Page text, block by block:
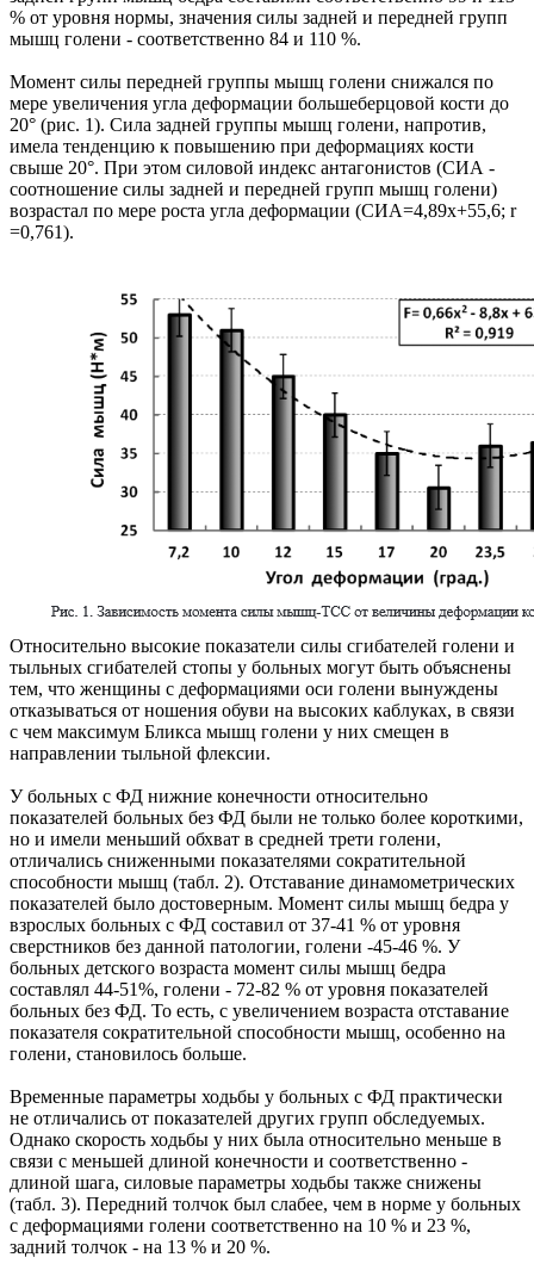
% от уровня нормы, значения силы задней и передней групп
мышц голени - соответственно 84 и 110 %.
Момент силы передней группы мышц голени снижался по
мере увеличения угла деформации большеберцовой кости до
20° (рис. 1). Сила задней группы мышц голени, напротив,
имела тенденцию к повышению при деформациях кости
свыше 20°. При этом силовой индекс антагонистов (СИА -
соотношение силы задней и передней групп мышц голени)
возрастал по мере роста угла деформации (СИА=4,89х+55,6; r
=0,761).
Относительно высокие показатели силы сгибателей голени и
тыльных сгибателей стопы у больных могут быть объяснены
тем, что женщины с деформациями оси голени вынуждены
отказываться от ношения обуви на высоких каблуках, в связи
с чем максимум Бликса мышц голени у них смещен в
направлении тыльной флексии.
У больных с ФД нижние конечности относительно
показателей больных без ФД были не только более короткими,
но и имели меньший обхват в средней трети голени,
отличались сниженными показателями сократительной
способности мышц (табл. 2). Отставание динамометрических
показателей было достоверным. Момент силы мышц бедра у
взрослых больных с ФД составил от 37-41 % от уровня
сверстников без данной патологии, голени -45-46 %. У
больных детского возраста момент силы мышц бедра
составлял 44-51%, голени - 72-82 % от уровня показателей
больных без ФД. То есть, с увеличением возраста отставание
показателя сократительной способности мышц, особенно на
голени, становилось больше.
Временные параметры ходьбы у больных с ФД практически
не отличались от показателей других групп обследуемых.
Однако скорость ходьбы у них была относительно меньше в
связи с меньшей длиной конечности и соответственно -
длиной шага, силовые параметры ходьбы также снижены
(табл. 3). Передний толчок был слабее, чем в норме у больных
с деформациями голени соответственно на 10 % и 23 %,
задний толчок - на 13 % и 20 %.